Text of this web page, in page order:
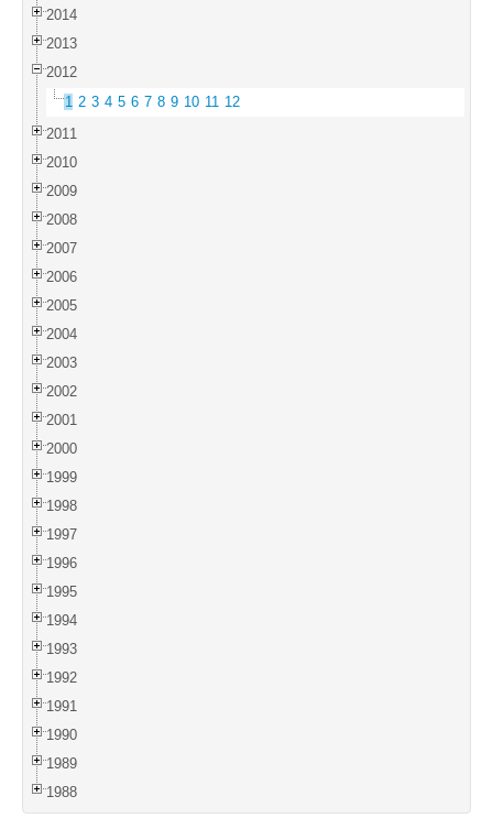
2014
2013
2012
1 2 3 4 5 6 7 8 9 10 11 12
2011
2010
2009
2008
2007
2006
2005
2004
2003
2002
2001
2000
1999
1998
1997
1996
1995
1994
1993
1992
1991
1990
1989
1988